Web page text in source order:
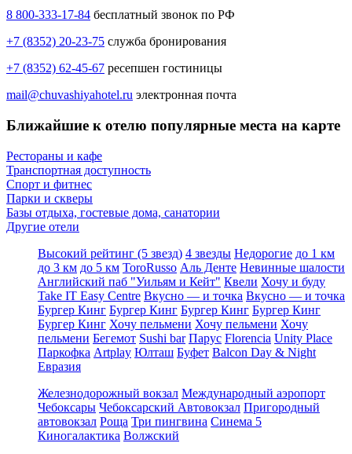
8 800-333-17-84 бесплатный звонок по РФ
+7 (8352) 20-23-75 служба бронирования
+7 (8352) 62-45-67 ресепшен гостиницы
mail@chuvashiyahotel.ru электронная почта
Ближайшие к отелю популярные места на карте
Рестораны и кафе
Транспортная доступность
Спорт и фитнес
Парки и скверы
Базы отдыха, гостевые дома, санатории
Другие отели
Высокий рейтинг (5 звезд) 4 звезды Недорогие до 1 км
до 3 км до 5 км ToroRusso Аль Денте Невинные шалости
Английский паб "Уильям и Кейт" Квели Хочу и буду
Take IT Easy Centre Вкусно — и точка Вкусно — и точка
Бургер Кинг Бургер Кинг Бургер Кинг Бургер Кинг
Бургер Кинг Хочу пельмени Хочу пельмени Хочу
пельмени Бегемот Sushi bar Парус Florencia Unity Place
Паркофка Artplay Юлташ Буфет Balcon Day & Night
Евразия
Железнодорожный вокзал Международный аэропорт
Чебоксары Чебоксарский Автовокзал Пригородный
автовокзал Роща Три пингвина Синема 5
Киногалактика Волжский